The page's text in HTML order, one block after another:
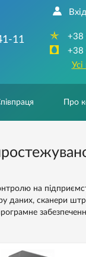
11
Вхід
+38
+38
Про
на
даних, сканери